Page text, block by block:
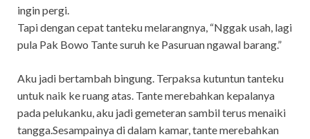
ingin pergi.
Tapi dengan cepat tanteku melarangnya, “Nggak usah, lagi
pula Pak Bowo Tante suruh ke Pasuruan ngawal barang.”
Aku jadi bertambah bingung. Terpaksa kutuntun tanteku
untuk naik ke ruang atas. Tante merebahkan kepalanya
pada pelukanku, aku jadi gemeteran sambil terus menaiki
tangga.Sesampainya di dalam kamar, tante merebahkan